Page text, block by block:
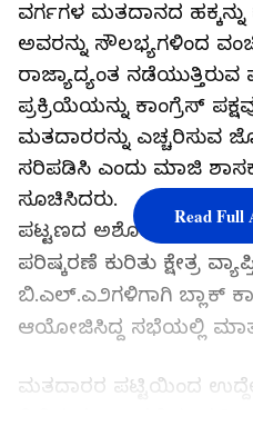
ವರ್ಗಗಳ ಮತದಾನದ
ಅವರನ್ನು ಸೌಲಭ್ಯಗಳಿಂದ
ರಾಜ್ಯಾದ್ಯಂತ
ಪ್ರಕ್ರಿಯೆಯನ್ನು ಕಾಂಗ್ರೆಸ್
ಮತದಾರರನ್ನು ಎಚ್ಚರಿಸುವ
ಸರಿಪಡಿಸಿ ಎಂದು ಮಾಜಿ
ಸೂಚಿಸಿದರು.
ಪಟ್ಟಣದ ಅಶೋಕ ಫಾರ್ಮ್‌
ಪರಿಷ್ಕರಣೆ ಕುರಿತು ಕ್ಷೇತ್ರ
ಬಿ.ಎಲ್.ಎ೨ಗಳಿಗಾಗಿ ಬ್ಲಾಕ್
ಆಯೋಜಿಸಿದ್ದ ಸಭೆಯಲ್ಲಿ
ಮತದಾರರ ಪಟ್ಟಿಯಿಂದ
Read Full